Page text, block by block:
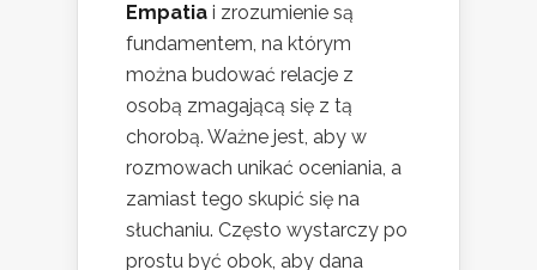
Empatia i zrozumienie są
fundamentem, na którym
można budować relacje z
osobą zmagającą się z tą
chorobą. Ważne jest, aby w
rozmowach unikać oceniania, a
zamiast tego skupić się na
słuchaniu. Często wystarczy po
prostu być obok, aby dana